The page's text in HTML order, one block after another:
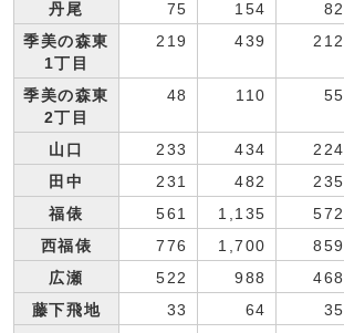
丹尾
75 154 82
季美の森東
1丁目
219 439 212
季美の森東
2丁目
48 110 55
山口 233 434 224
田中
231 482 235
福俵
561 1,135 572
西福俵
776 1,700 859
広瀬
522 988 468
藤下飛地
33 64 35